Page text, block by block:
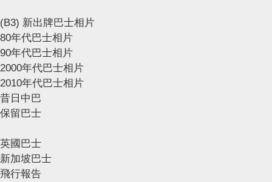
(B3) 新出牌巴士相片
80年代巴士相片
90年代巴士相片
2000年代巴士相片
2010年代巴士相片
昔日中巴
保留巴士
英國巴士
新加坡巴士
飛行報告